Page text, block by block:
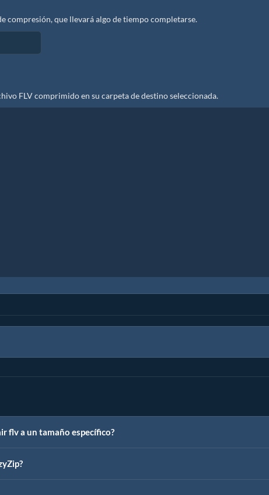
compresión, que llevará algo de tiempo completarse.
FLV comprimido en su carpeta de destino seleccionada.
flv a un tamaño específico?